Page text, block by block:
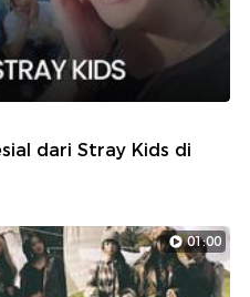
dari Stray Kids di
01:00